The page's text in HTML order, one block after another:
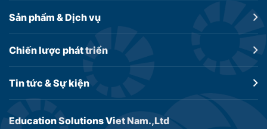
Education Solutions Viet Nam.,Ltd
Sản phẩm &Dịch vụ
Chiến lược phát triển
Tin tức &Sự kiện